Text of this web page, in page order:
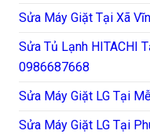
Sửa Máy Giặt Tại Xã
Sửa Tủ Lạnh HITACHI
0986687668
Sửa Máy Giặt LG Tại
Sửa Máy Giặt LG Tại